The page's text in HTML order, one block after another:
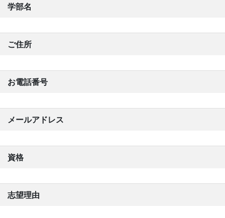
学部名
ご住所
お電話番号
メールアドレス
資格
志望理由